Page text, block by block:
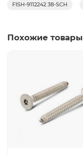
FISH-9112242 38-SCH
Похожие товары